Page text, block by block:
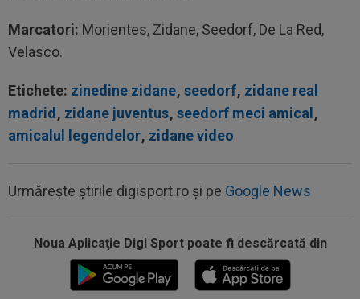
Marcatori: Morientes, Zidane, Seedorf, De La Red,
Velasco.
Etichete: zinedine zidane, seedorf, zidane real
madrid, zidane juventus, seedorf meci amical,
amicalul legendelor, zidane video
Urmărește știrile digisport.ro și pe Google News
Noua Aplicaţie Digi Sport poate fi descărcată din
”Victima” pe care o face Rodri la Barcelona!
Catalanii l-au scos la vânzare